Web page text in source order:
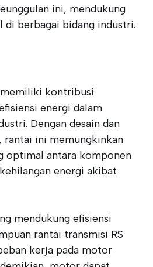
ini, mendukung
di berbagai bidang industri.
memiliki kontribusi
energi dalam
Dengan desain dan
rantai ini memungkinkan
optimal antara komponen
energi akibat
mendukung efisiensi
rantai transmisi RS
kerja pada motor